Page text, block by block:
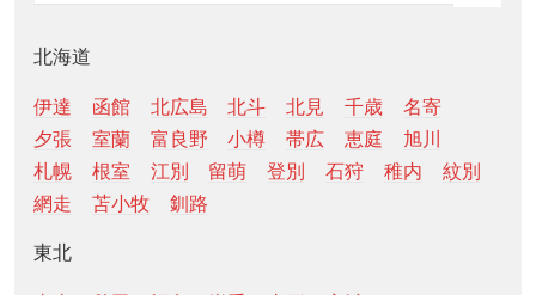
北海道
伊達 函館 北広島 北斗 北見 千歳
名寄
夕張
室蘭 富良野 小樽 帯広 恵庭
旭川
札幌
根室 江別 留萌 登別 石狩 稚内
紋別
網走
苫小牧 釧路
東北